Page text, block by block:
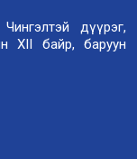
дүүрэг,
XII байр, баруун